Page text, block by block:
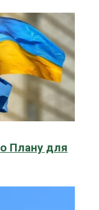
Плану для